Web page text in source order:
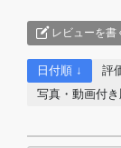
レビューを書
日付順 ↓ 評
写真・動画付